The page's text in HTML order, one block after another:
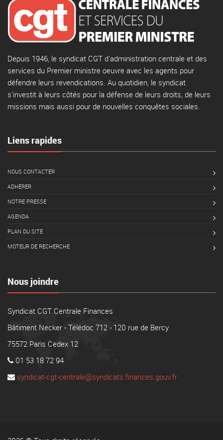
Depuis 1946, le syndicat CGT d'administration centrale et des
services du Premier ministre oeuvre avec les agents pour
défendre leurs revendications. Au quotidien, le syndicat
s'investit à leurs côtés pour la défense de leurs droits, de leurs
missions mais aussi pour de nouvelles conquêtes sociales.
Liens rapides
NOUS CONTACTER
ADHÉRER
NOTRE PRESSE
AGENDA
PLAN DU SITE
MOTEUR DE RECHERCHE
Nous joindre
Syndicat CGT Centrale Finances
Bâtiment Necker - Télédoc 712 - 120 rue de Bercy
75572 Paris Cedex 12
01 53 18 72 94
syndicat-cgt-centrale@syndicats.finances.gouv.fr